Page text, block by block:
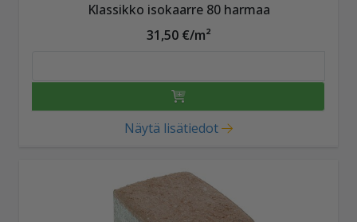
Klassikko isokaarre 80 harmaa
31,50 €/m²
Näytä lisätiedot